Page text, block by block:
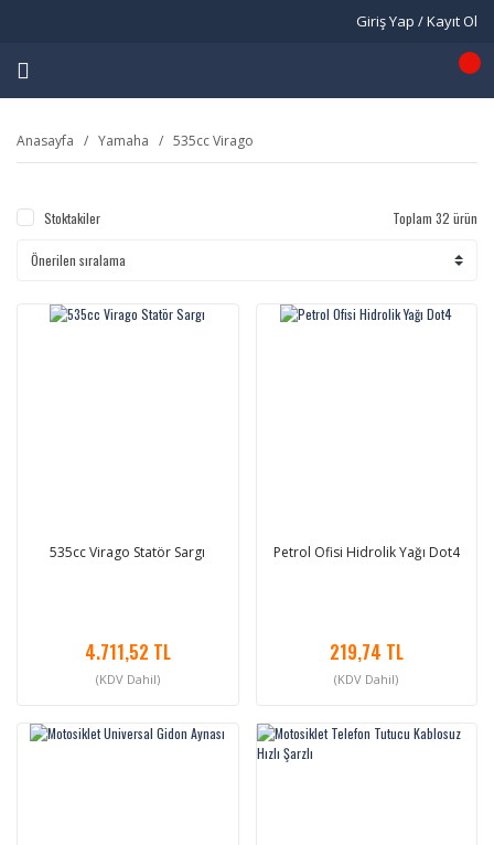
Giriş Yap / Kayıt Ol
Anasayfa Yamaha 535cc Virago
Stoktakiler Toplam 32 ürün
535cc Virago Statör Sargı
4.711,52 TL
(KDV Dahil)
Petrol Ofisi Hidrolik Yağı Dot4
219,74 TL
(KDV Dahil)